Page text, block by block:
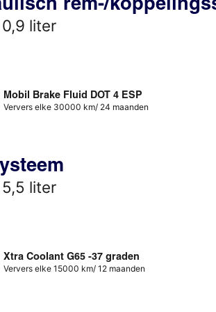
liter
Mobil Brake Fluid DOT 4 ESP
Ververs elke 30000 km/ 24 maanden
liter
Xtra Coolant G65 -37 graden
Ververs elke 15000 km/ 12 maanden